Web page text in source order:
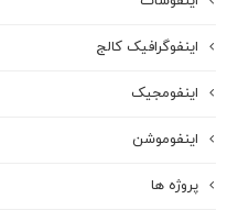
اینفوگرافیک کالج
اینفومجیک
اینفوموشن
پروژه ها